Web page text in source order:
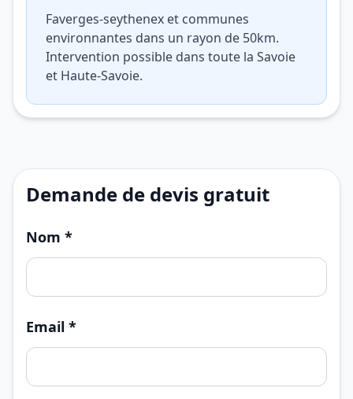
Faverges-seythenex et communes
environnantes dans un rayon de 50km.
Intervention possible dans toute la Savoie
et Haute-Savoie.
Demande de devis gratuit
Nom *
Email *